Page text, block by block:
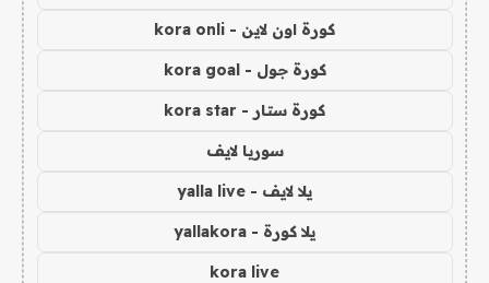
كورة اون لاين - kora onli
كورة جول - kora goal
كورة ستار - kora star
سوريا لايف
يلا لايف - yalla live
يلا كورة - yallakora
kora live